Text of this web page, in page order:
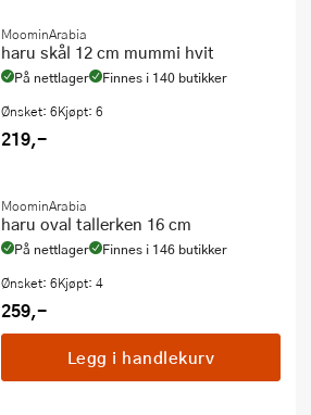
MoominArabia
haru skål 12 cm mummi hvit
På nettlager Finnes i 140 butikker
Ønsket: 6Kjøpt: 6
219,-
MoominArabia
haru oval tallerken 16 cm
På nettlager Finnes i 146 butikker
Ønsket: 6Kjøpt: 4
259,-
Legg i handlekurv